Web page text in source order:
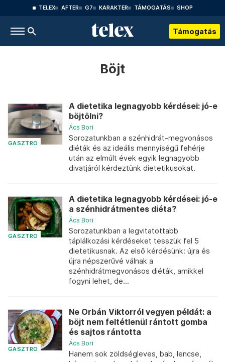
TELEX AFTER G7 KARAKTER TÁMOGATÁS SHOP
Támogatás
Böjt
GASZTRO
A dietetika legnagyobb kérdései: jó-e
böjtölni?
Ács Bori
Sorozatunkban a szénhidrát-megvonásos
diéták és az ideális mennyiségű fehérje
után az elmúlt évek egyik legnagyobb
divatjáról kérdeztünk dietetikusokat.
GASZTRO
A dietetika legnagyobb kérdései: jó-e
a szénhidrátmentes diéta?
Ács Bori
Sorozatunkban a legvitatottabb
táplálkozási kérdéseket tesszük fel 5
dietetikusnak. Az első kérdésünk: újra és
újra népszerűvé válnak a
szénhidrátmegvonásos diéták, amikkel
fogyni lehet, de...
GASZTRO
Ne Orbán Viktorról vegyen példát: a
böjt nem feltétlenül rántott gomba
és sajtos rántotta
Ács Bori
Hanem sok zöldségleves, bab, lencse,